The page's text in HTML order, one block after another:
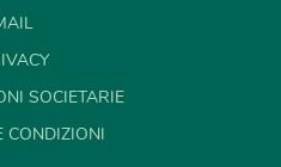
SOCIETARIE
CONDIZIONI